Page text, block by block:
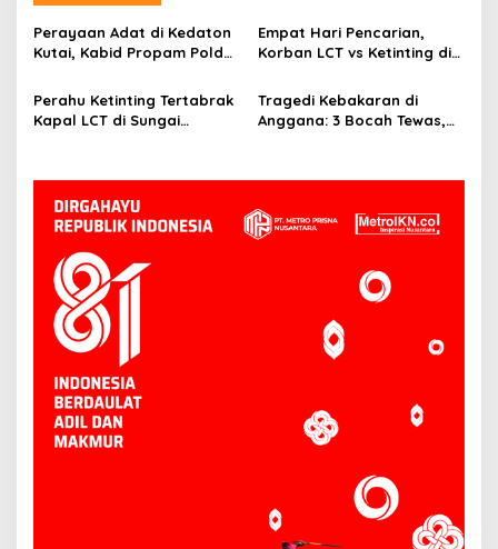
Perayaan Adat di Kedaton
Kutai, Kabid Propam Polda
Empat Hari Pencarian,
Korban LCT vs Ketinting di
Ditemukan
Perahu Ketinting Tertabrak
Kapal LCT di Sungai
Orang Hilang
Tragedi Kebakaran di
Anggana: 3 Bocah Tewas,